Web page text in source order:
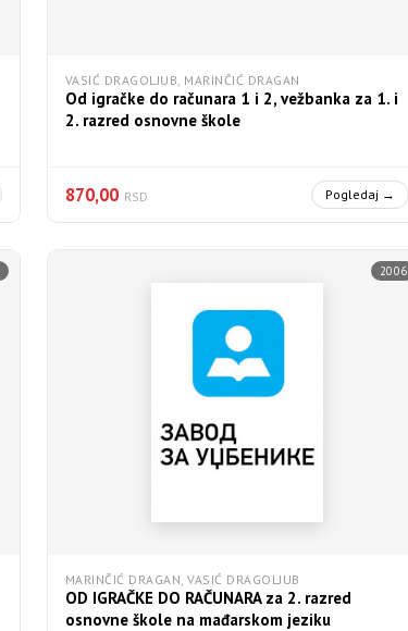
VASIĆ DRAGOLJUB, MARINČIĆ DRAGAN
Od igračke do računara 1 i 2, vežbanka za 1. i
2. razred osnovne škole
870,00 RSD Pogledaj →
2006
MARINČIĆ DRAGAN, VASIĆ DRAGOLJUB
OD IGRAČKE DO RAČUNARA za 2. razred
osnovne škole na mađarskom jeziku